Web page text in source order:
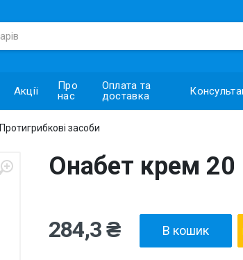
Акції
Про
нас
Оплата та
доставка
Протигрибкові засоби
Онабет крем 20
284,3 ₴ В кошик